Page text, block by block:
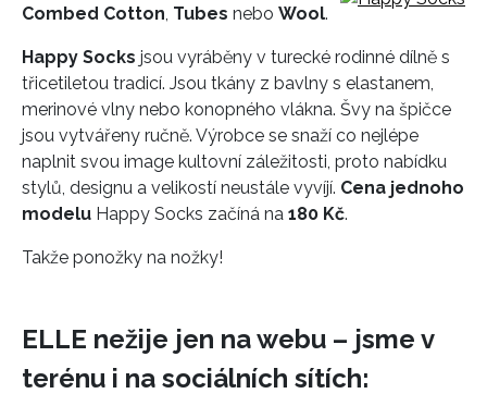
Combed Cotton, Tubes nebo Wool.
Happy Socks jsou vyráběny v turecké rodinné dílně s
třicetiletou tradicí. Jsou tkány z bavlny s elastanem,
merinové vlny nebo konopného vlákna. Švy na špičce
jsou vytvářeny ručně. Výrobce se snaží co nejlépe
naplnit svou image kultovní záležitosti, proto nabídku
stylů, designu a velikostí neustále vyvíjí. Cena jednoho
modelu Happy Socks začíná na 180 Kč.
Takže ponožky na nožky!
ELLE nežije jen na webu – jsme v
terénu i na sociálních sítích: